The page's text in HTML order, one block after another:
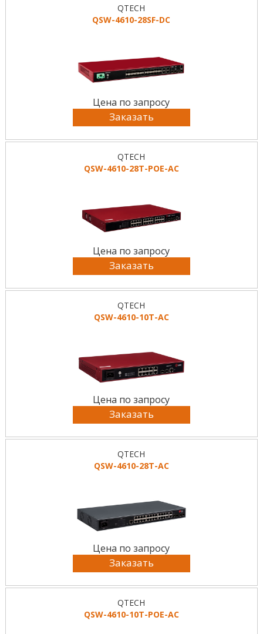
QTECH
QSW-4610-28SF-DC
Цена по запросу
Заказать
QTECH
QSW-4610-28T-POE-AC
Цена по запросу
Заказать
QTECH
QSW-4610-10T-AC
Цена по запросу
Заказать
QTECH
QSW-4610-28T-AC
Цена по запросу
Заказать
QTECH
QSW-4610-10T-POE-AC